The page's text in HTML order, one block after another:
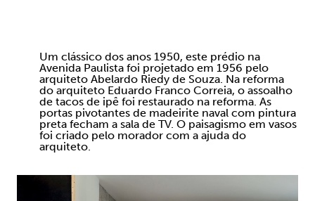
Um clássico dos anos 1950, este prédio na
Avenida Paulista foi projetado em 1956 pelo
arquiteto Abelardo Riedy de Souza. Na reforma
do arquiteto Eduardo Franco Correia, o assoalho
de tacos de ipê foi restaurado na reforma. As
portas pivotantes de madeirite naval com pintura
preta fecham a sala de TV. O paisagismo em vasos
foi criado pelo morador com a ajuda do
arquiteto.